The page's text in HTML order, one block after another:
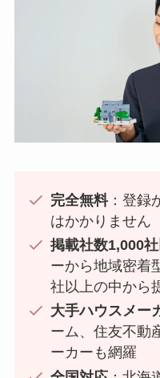
完全無料：登録
はかかりません
掲載社数1,000
ーから地域密着
社以上の中から
大手ハウスメー
ーム、住友不動
ーカーも網羅